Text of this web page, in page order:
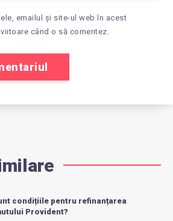
emailul și site-ul web în acest
când o să comentez.
condițiile pentru refinanțarea
Provident?